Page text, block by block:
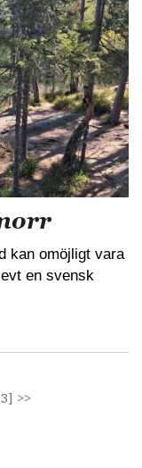
kan omöjligt vara
en svensk
>>